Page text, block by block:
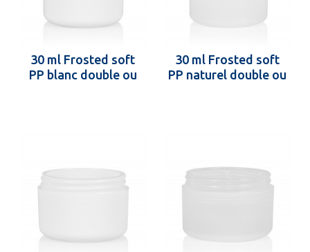
30 ml Frosted soft
PP blanc double ou
30 ml Frosted soft
PP naturel double ou